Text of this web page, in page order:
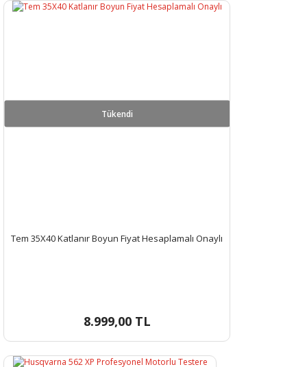
Tükendi
Tem 35X40 Katlanır Boyun Fiyat Hesaplamalı Onaylı
8.999,00 TL